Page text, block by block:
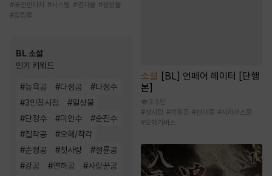
#퓨전판타지 #시스템 #영지물 #성장물
# 힐링물
BL 소설
인기 키워드
#능욕공 #다정공 #다정수
#3인칭시점 #일상물
#단정수 #미인수 #순진수
#집착공 #오해/착각
#순정공 #첫사랑 #절륜공
#강공 #연하공 #사랑꾼공
소설
[BL] 언페어 헤이터 [단행
본]
3.5만
#첫사랑 #까칠공 #현대물 #시리어스물
#오메가버스